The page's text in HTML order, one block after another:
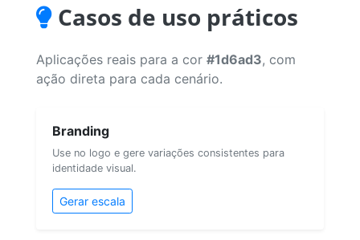
Casos de uso práticos
Aplicações reais para a cor #1d6ad3, com
ação direta para cada cenário.
Branding
Use no logo e gere variações consistentes para
identidade visual.
Gerar escala